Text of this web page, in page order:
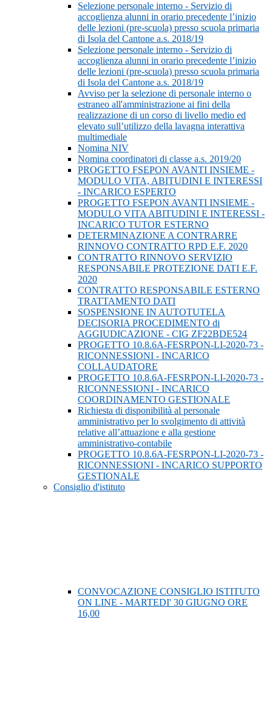
Selezione personale interno - Servizio di
accoglienza alunni in orario precedente l’inizio
delle lezioni (pre-scuola) presso scuola primaria
di Isola del Cantone a.s. 2018/19
Selezione personale interno - Servizio di
accoglienza alunni in orario precedente l’inizio
delle lezioni (pre-scuola) presso scuola primaria
di Isola del Cantone a.s. 2018/19
Avviso per la selezione di personale interno o
estraneo all'amministrazione ai fini della
realizzazione di un corso di livello medio ed
elevato sull’utilizzo della lavagna interattiva
multimediale
Nomina NIV
Nomina coordinatori di classe a.s. 2019/20
PROGETTO FSEPON AVANTI INSIEME -
MODULO VITA, ABITUDINI E INTERESSI
- INCARICO ESPERTO
PROGETTO FSEPON AVANTI INSIEME -
MODULO VITA ABITUDINI E INTERESSI -
INCARICO TUTOR ESTERNO
DETERMINAZIONE A CONTRARRE
RINNOVO CONTRATTO RPD E.F. 2020
CONTRATTO RINNOVO SERVIZIO
RESPONSABILE PROTEZIONE DATI E.F.
2020
CONTRATTO RESPONSABILE ESTERNO
TRATTAMENTO DATI
SOSPENSIONE IN AUTOTUTELA
DECISORIA PROCEDIMENTO di
AGGIUDICAZIONE - CIG ZF22BDE524
PROGETTO 10.8.6A-FESRPON-LI-2020-73 -
RICONNESSIONI - INCARICO
COLLAUDATORE
PROGETTO 10.8.6A-FESRPON-LI-2020-73 -
RICONNESSIONI - INCARICO
COORDINAMENTO GESTIONALE
Richiesta di disponibilità al personale
amministrativo per lo svolgimento di attività
relative all’attuazione e alla gestione
amministrativo-contabile
PROGETTO 10.8.6A-FESRPON-LI-2020-73 -
RICONNESSIONI - INCARICO SUPPORTO
GESTIONALE
Consiglio d'istituto
CONVOCAZIONE CONSIGLIO ISTITUTO
ON LINE - MARTEDI' 30 GIUGNO ORE
16,00